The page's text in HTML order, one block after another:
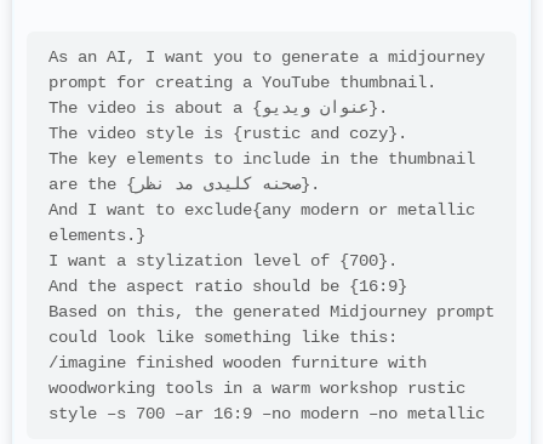
As an AI, I want you to generate a midjourney
prompt for creating a YouTube thumbnail.
The video is about a {عنوان ویدیو}.
The video style is {rustic and cozy}.
The key elements to include in the thumbnail
are the {صحنه کلیدی مد نظر}.
And I want to exclude{any modern or metallic
elements.}
I want a stylization level of {700}.
And the aspect ratio should be {16:9}
Based on this, the generated Midjourney prompt
could look like something like this:
/imagine finished wooden furniture with
woodworking tools in a warm workshop rustic
style –s 700 –ar 16:9 –no modern –no metallic